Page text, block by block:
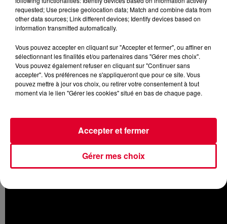
D'abord le film d'épouvanteUS. Grande tension en vue
été oscarisé avec son précédent filmGet Out...
requested; Use precise geolocation data; Match and combine data from
other data sources; Link different devices; Identify devices based on
information transmitted automatically.
Vous pouvez accepter en cliquant sur "Accepter et fermer", ou affiner en
sélectionnant les finalités et/ou partenaires dans "Gérer mes choix".
Vous pouvez également refuser en cliquant sur "Continuer sans
accepter". Vos préférences ne s'appliqueront que pour ce site. Vous
pouvez mettre à jour vos choix, ou retirer votre consentement à tout
moment via le lien "Gérer les cookies" situé en bas de chaque page.
Gérer mes choix
Accepter et fermer